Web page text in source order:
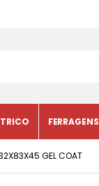
FERRAGENS
GEL COAT